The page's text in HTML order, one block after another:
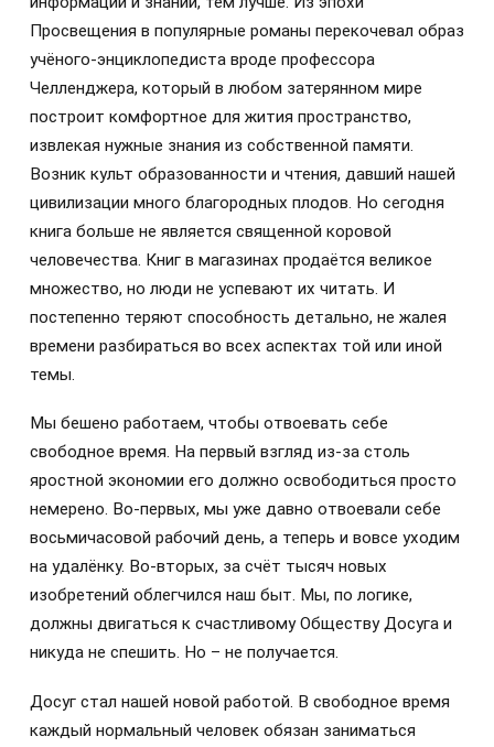
Просвещения в популярные романы перекочевал образ
учёного-энциклопедиста вроде профессора
Челленджера, который в любом затерянном мире
построит комфортное для жития пространство,
извлекая нужные знания из собственной памяти.
Возник культ образованности и чтения, давший нашей
цивилизации много благородных плодов. Но сегодня
книга больше не является священной коровой
человечества. Книг в магазинах продаётся великое
множество, но люди не успевают их читать. И
постепенно теряют способность детально, не жалея
времени разбираться во всех аспектах той или иной
темы.
Мы бешено работаем, чтобы отвоевать себе
свободное время. На первый взгляд из-за столь
яростной экономии его должно освободиться просто
немерено. Во-первых, мы уже давно отвоевали себе
восьмичасовой рабочий день, а теперь и вовсе уходим
на удалёнку. Во-вторых, за счёт тысяч новых
изобретений облегчился наш быт. Мы, по логике,
должны двигаться к счастливому Обществу Досуга и
никуда не спешить. Но – не получается.
Досуг стал нашей новой работой. В свободное время
каждый нормальный человек обязан заниматься